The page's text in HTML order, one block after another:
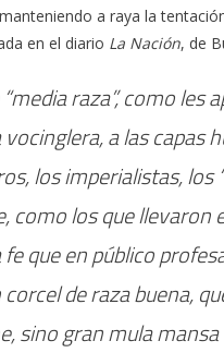
a raya la
en el diario La Nación, de
raza”, como les
a las capas
los imperialistas,
como los que
que en público
de raza buena,
sino gran mula